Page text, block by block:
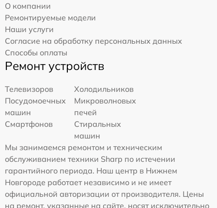
О компании
Ремонтируемые модели
Наши услуги
Согласие на обработку персональных данных
Способы оплаты
Ремонт устройств
Телевизоров
Холодильников
Посудомоечных
машин
Микроволновых
печей
Смартфонов
Стиральных
машин
Мы занимаемся ремонтом и техническим
обслуживанием техники Sharp по истечении
гарантийного периода. Наш центр в Нижнем
Новгороде работает независимо и не имеет
официальной авторизации от производителя. Цены
на ремонт, указанные на сайте, носят исключительно